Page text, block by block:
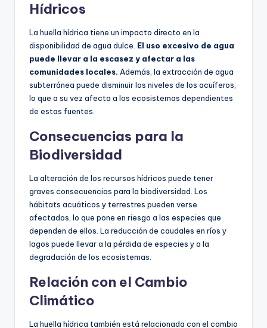
Hídricos
La huella hídrica tiene un impacto directo en la
disponibilidad de agua dulce. El uso excesivo de agua
puede llevar a la escasez y afectar a las
comunidades locales. Además, la extracción de agua
subterránea puede disminuir los niveles de los acuíferos,
lo que a su vez afecta a los ecosistemas dependientes
de estas fuentes.
Consecuencias para la
Biodiversidad
La alteración de los recursos hídricos puede tener
graves consecuencias para la biodiversidad. Los
hábitats acuáticos y terrestres pueden verse
afectados, lo que pone en riesgo a las especies que
dependen de ellos. La reducción de caudales en ríos y
lagos puede llevar a la pérdida de especies y a la
degradación de los ecosistemas.
Relación con el Cambio
Climático
La huella hídrica también está relacionada con el cambio